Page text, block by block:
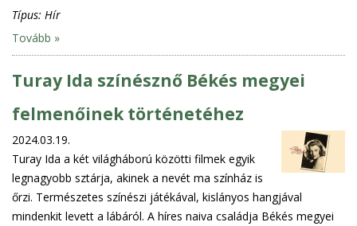
Típus: Hír
Tovább »
Turay Ida színésznő Békés megyei
felmenőinek történetéhez
2024.03.19.
Turay Ida a két világháború közötti filmek egyik
legnagyobb sztárja, akinek a nevét ma színház is
őrzi. Természetes színészi játékával, kislányos hangjával
mindenkit levett a lábáról. A híres naiva családja Békés megyei